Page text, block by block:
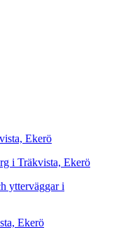
Ekerö
i Träkvista, Ekerö
ytterväggar i
Ekerö